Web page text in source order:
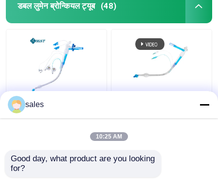
डबल लुमेन ब्रोन्कियल ट्यूब (48)
आईसीयू डबल लुमेन कफ्ड
ट्रेकियोस्टोमी ट्यूब ट्रेकिआ
sales
10:25 AM
Good day, what product are you looking
for?